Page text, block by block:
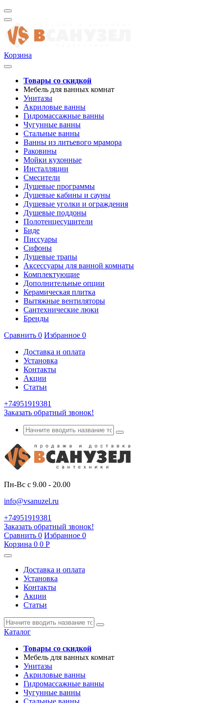
Корзина
Товары со скидкой
Мебель для ванных комнат
Унитазы
Акриловые ванны
Гидромассажные ванны
Чугунные ванны
Стальные ванны
Ванны из литьевого мрамора
Раковины
Мойки кухонные
Инсталляции
Смесители
Душевые программы
Душевые кабины и сауны
Душевые уголки и ограждения
Душевые поддоны
Полотенцесушители
Биде
Писсуары
Сифоны
Душевые трапы
Аксессуары для ванной комнаты
Комплектующие
Дополнительные опции
Керамическая плитка
Вытяжные вентиляторы
Сантехнические люки
Бренды
Сравнить 0 Избранное 0
Доставка и оплата
Установка
Контакты
Акции
Статьи
+74951919381
Заказать обратный звонок!
Пн-Вс с 9.00 - 20.00
info@vsanuzel.ru
+74951919381
Заказать обратный звонок!
Сравнить 0 Избранное 0
Корзина 0 0 Р
Доставка и оплата
Установка
Контакты
Акции
Статьи
Каталог
Товары со скидкой
Мебель для ванных комнат
Унитазы
Акриловые ванны
Гидромассажные ванны
Чугунные ванны
Стальные ванны